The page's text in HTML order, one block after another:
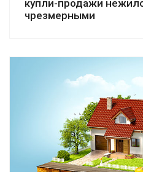
купли-продажи
чрезмерными
Смотреть